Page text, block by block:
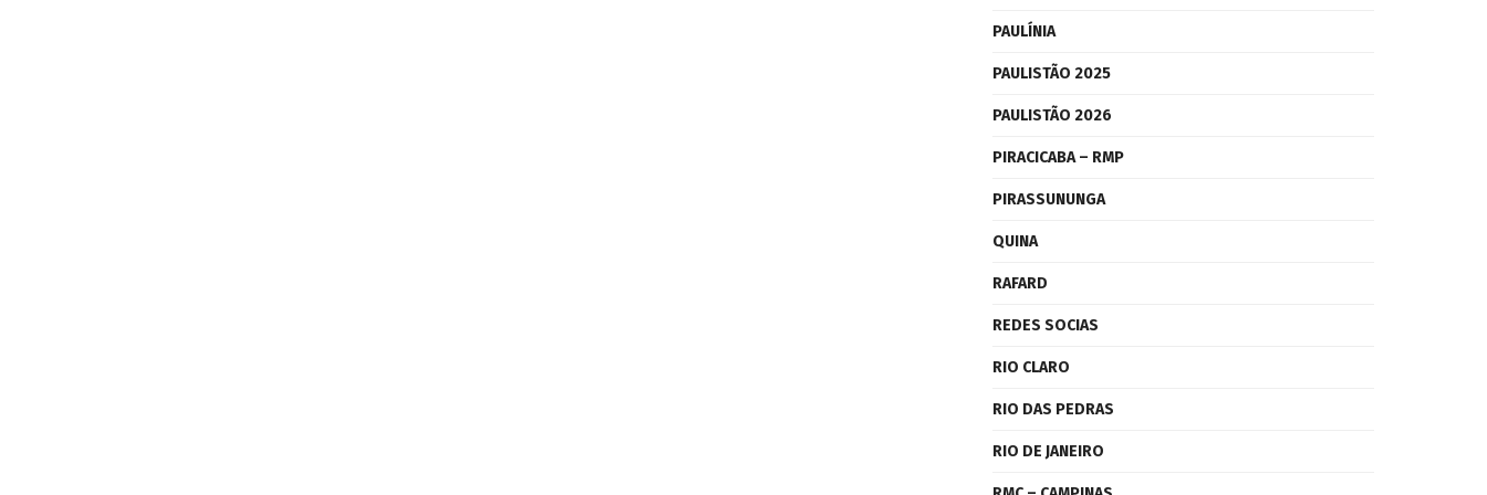
PAULÍNIA
PAULISTÃO 2025
PAULISTÃO 2026
PIRACICABA – RMP
PIRASSUNUNGA
QUINA
RAFARD
REDES SOCIAS
RIO CLARO
RIO DAS PEDRAS
RIO DE JANEIRO